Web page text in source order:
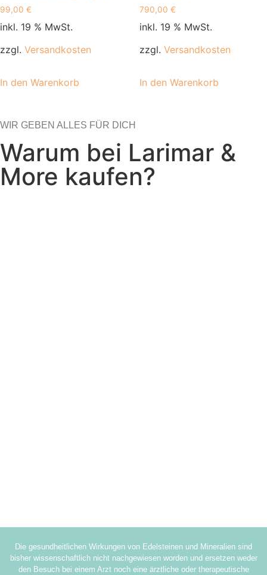
99,00 €
inkl. 19 % MwSt.
zzgl. Versandkosten
In den Warenkorb
790,00 €
inkl. 19 % MwSt.
zzgl. Versandkosten
In den Warenkorb
WIR GEBEN ALLES FÜR DICH
Warum bei Larimar &
More kaufen?
Die gesundheitlichen Wirkungen von Edelsteinen und Mineralien sind
bisher wissenschaftlich nicht nachgewiesen worden und ersetzen weder
den Besuch bei einem Arzt noch eine ärztliche oder therapeutische